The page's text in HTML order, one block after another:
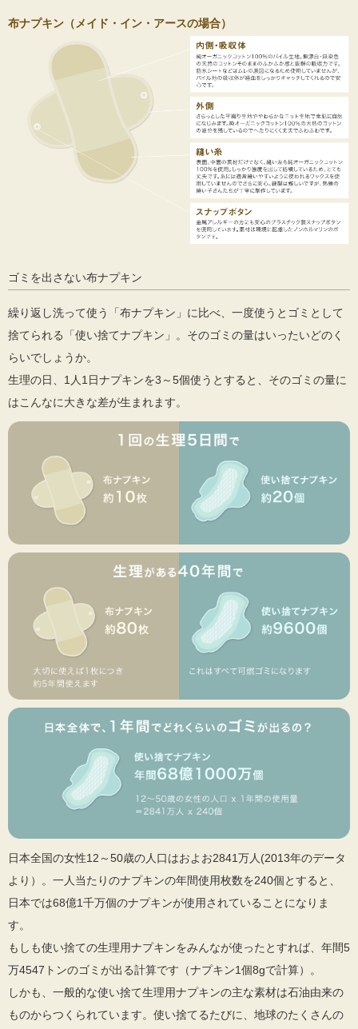
布ナプキン（メイド・イン・アースの場合）
ゴミを出さない布ナプキン
繰り返し洗って使う「布ナプキン」に比べ、一度使うとゴミとして
捨てられる「使い捨てナプキン」。そのゴミの量はいったいどのく
らいでしょうか。
生理の日、1人1日ナプキンを3～5個使うとすると、そのゴミの量に
はこんなに大きな差が生まれます。
日本全国の女性12～50歳の人口はおよお2841万人(2013年のデータ
より）。一人当たりのナプキンの年間使用枚数を240個とすると、
日本では68億1千万個のナプキンが使用されていることになりま
す。
もしも使い捨ての生理用ナプキンをみんなが使ったとすれば、年間5
万4547トンのゴミが出る計算です（ナプキン1個8gで計算）。
しかも、一般的な使い捨て生理用ナプキンの主な素材は石油由来の
ものからつくられています。使い捨てるたびに、地球のたくさんの